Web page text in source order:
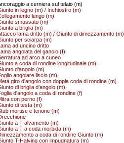
a cerniera sul telaio (m)
in legno (m) / Inchiostro (m)
lungo (m)
smussato (m)
a briglia (m)
lama dritto (m) / Giunto di dimezzamento (m)
per sciarpa (m)
ad uncino dritto
angolata del gancio (f)
ad arco a cuneo
a coda di rondine longitudinale (m)
d'angolo (m)
angolare liscio (m)
giro d'angolo con doppia coda di rondine (m)
di briglia d'angolo (m)
d'angolo a coda di rondine (f)
con perno (f)
di testa (m)
mortise e tenone (m)
a T-alvamento (m)
a T a coda morbida (m)
a coda di rondine Giunto (m)
T-Halving con impugnatura (m)